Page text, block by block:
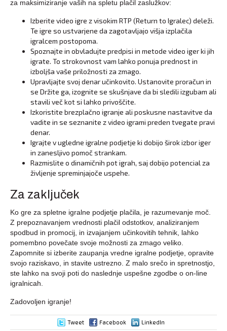
za maksimiziranje vaših na spletu plačil zaslužkov:
Izberite video igre z visokim RTP (Return to Igralec) deleži.
Te igre so ustvarjene da zagotavljajo višja izplačila
igralcem postopoma.
Spoznajte in obvladujte predpisi in metode video iger ki jih
igrate. To strokovnost vam lahko ponuja prednost in
izboljša vaše priložnosti za zmago.
Upravljajte svoj denar učinkovito. Ustanovite proračun in
se Držite ga, izognite se skušnjave da bi sledili izgubam ali
stavili več kot si lahko privoščite.
Izkoristite brezplačno igranje ali poskusne nastavitve da
vadite in se seznanite z video igrami preden tvegate pravi
denar.
Igrajte v ugledne igralne podjetje ki dobijo širok izbor iger
in zanesljivo pomoč strankam.
Razmislite o dinamičnih pot igrah, saj dobijo potencial za
življenje spreminjajoče uspehe.
Za zaključek
Ko gre za spletne igralne podjetje plačila, je razumevanje moč.
Z prepoznavanjem vrednosti plačil odstotkov, analiziranjem
spodbud in promocij, in izvajanjem učinkovitih tehnik, lahko
pomembno povečate svoje možnosti za zmago veliko.
Zapomnite si izberite zaupanja vredne igralne podjetje, opravite
svojo raziskavo, in stavite ustrezno. Z malo srečo in spretnostjo,
ste lahko na svoji poti do naslednje uspešne zgodbe o on-line
igralnicah.
Zadovoljen igranje!
Tweet Facebook LinkedIn